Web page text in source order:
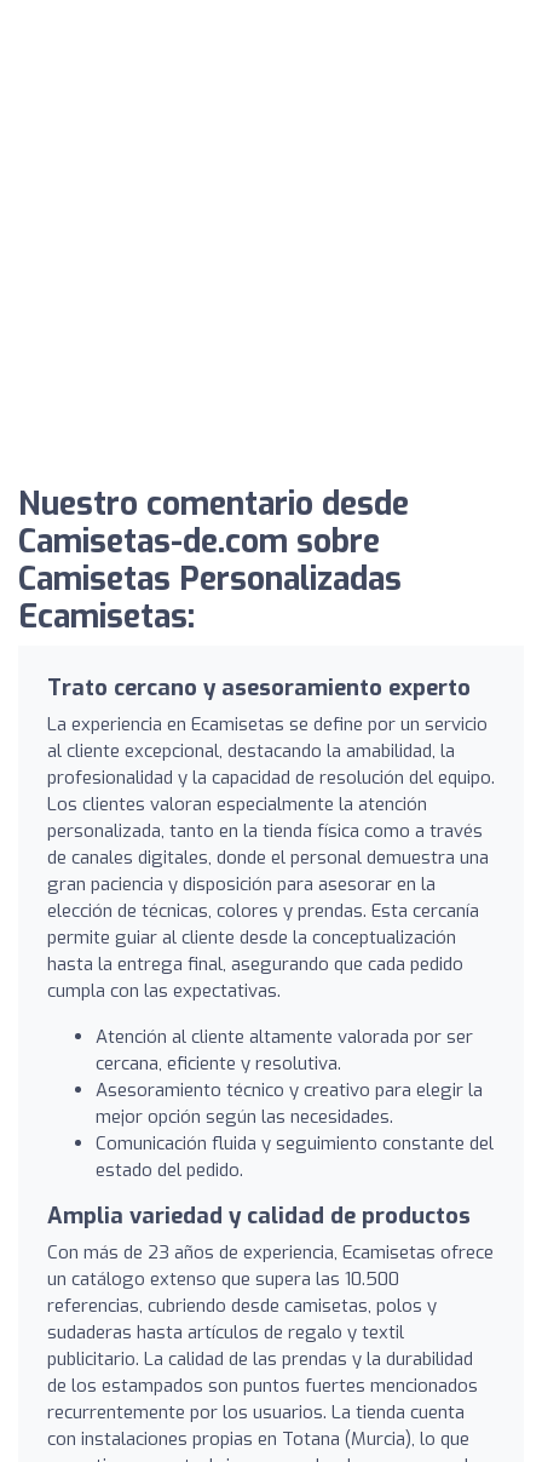
Nuestro comentario desde
Camisetas-de.com sobre
Camisetas Personalizadas
Ecamisetas:
Trato cercano y asesoramiento experto
La experiencia en Ecamisetas se define por un servicio
al cliente excepcional, destacando la amabilidad, la
profesionalidad y la capacidad de resolución del equipo.
Los clientes valoran especialmente la atención
personalizada, tanto en la tienda física como a través
de canales digitales, donde el personal demuestra una
gran paciencia y disposición para asesorar en la
elección de técnicas, colores y prendas. Esta cercanía
permite guiar al cliente desde la conceptualización
hasta la entrega final, asegurando que cada pedido
cumpla con las expectativas.
Atención al cliente altamente valorada por ser
cercana, eficiente y resolutiva.
Asesoramiento técnico y creativo para elegir la
mejor opción según las necesidades.
Comunicación fluida y seguimiento constante del
estado del pedido.
Amplia variedad y calidad de productos
Con más de 23 años de experiencia, Ecamisetas ofrece
un catálogo extenso que supera las 10.500
referencias, cubriendo desde camisetas, polos y
sudaderas hasta artículos de regalo y textil
publicitario. La calidad de las prendas y la durabilidad
de los estampados son puntos fuertes mencionados
recurrentemente por los usuarios. La tienda cuenta
con instalaciones propias en Totana (Murcia), lo que